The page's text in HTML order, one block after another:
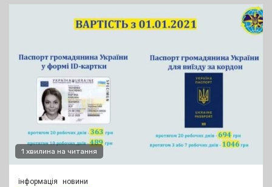
1 хвилина на читання
інформація новини